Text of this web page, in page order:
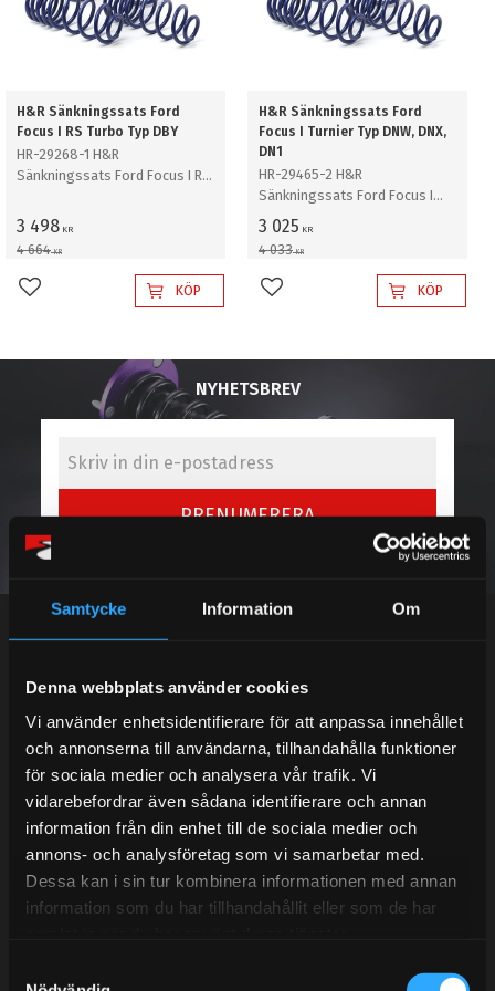
Samtycke Information Om
Denna webbplats använder cookies
Vi använder enhetsidentifierare för att anpassa innehållet
och annonserna till användarna, tillhandahålla funktioner
för sociala medier och analysera vår trafik. Vi
vidarebefordrar även sådana identifierare och annan
information från din enhet till de sociala medier och
annons- och analysföretag som vi samarbetar med.
Dessa kan i sin tur kombinera informationen med annan
information som du har tillhandahållit eller som de har
H&R Sänkningssats Ford
Focus I RS Turbo Typ DBY
HR-29268-1 H&R
Sänkningssats Ford Focus I RS
25mm
3 498 KR
4 664KR
Lägg till i favoriterKÖP
H&R Sänkningssats Ford
Focus I Turnier Typ DNW, DNX,
DN1
HR-29465-2 H&R
Sänkningssats Ford Focus I
Turnier Typ DNW, DNX, DN1,
Kombi inkl ST170 utan
nivåreglering Sänker ca: 35mm
3 025 KR
4 033KR
Lägg till i favoriterKÖP
NYHETSBREV
PRENUMERERA
Kundtjänst telefon:
Semestertider.
Under V.27 - V.33 nås vi enbart på mejl. Ordrar skickas
under sommaren men med viss fördröjning. 2/7 -9/7 är
det helt stängt.
Mån-Tors: 10:30-15:00
Lunchstängt 12:00-13:00